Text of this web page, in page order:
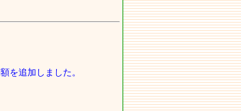
を追加しました。